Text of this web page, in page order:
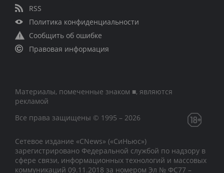
RSS
Политика конфиденциальности
Сообщить об ошибке
Правовая информация
Материалы, помеченные знаком ■, являются
рекламой
Все права защищены © 1995 – 2026
Сетевое издание «CNews» («СиНьюс»)
зарегистрировано Федеральной службой по надзору в
сфере связи, информационных технологий и массовых
коммуникаций 09.11.2018 за номером Эл № ФС77 –